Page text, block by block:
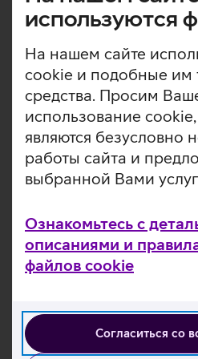
используются
На нашем сайте
cookie и подобные им
средства. Просим
использование
являются безусловно
работы сайта и
выбранной Вами
Ознакомьтесь с
описаниями и
файлов cookie
Согласиться со
мобильных
Инструмент
устройств предназначен
которые хотят
администрировать свои
для чего им требуется
централизованного
рамках услуги
настройка, политика
дистанционное удаление
Подробнее